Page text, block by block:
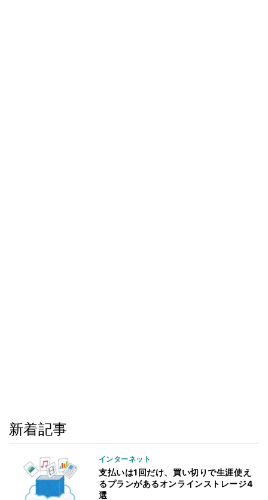
新着記事
インターネット
支払いは1回だけ、買い切りで生涯使え
るプランがあるオンラインストレージ4
選